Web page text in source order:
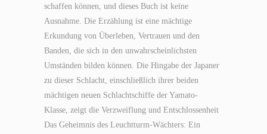
schaffen können, und dieses Buch ist keine
Ausnahme. Die Erzählung ist eine mächtige
Erkundung von Überleben, Vertrauen und den
Banden, die sich in den unwahrscheinlichsten
Umständen bilden können. Die Hingabe der Japaner
zu dieser Schlacht, einschließlich ihrer beiden
mächtigen neuen Schlachtschiffe der Yamato-
Klasse, zeigt die Verzweiflung und Entschlossenheit
Das Geheimnis des Leuchtturm-Wächters: Ein